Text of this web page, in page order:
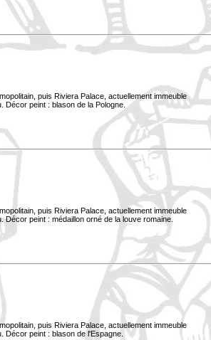
puis Riviera Palace, actuellement immeuble
Décor peint : blason de la Pologne.
puis Riviera Palace, actuellement immeuble
Décor peint : médaillon orné de la louve romaine.
puis Riviera Palace, actuellement immeuble
Décor peint : blason de l'Espagne.